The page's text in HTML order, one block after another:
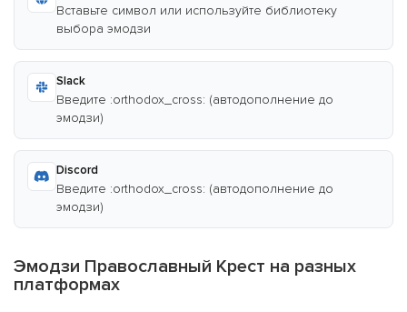
Вставьте символ или используйте библиотеку
выбора эмодзи
Slack
Введите :orthodox_cross: (автодополнение до
эмодзи)
Discord
Введите :orthodox_cross: (автодополнение до
эмодзи)
Эмодзи Православный Крест на разных
платформах